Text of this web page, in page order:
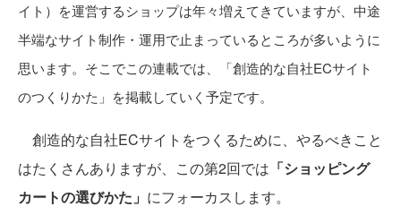
イト）を運営するショップは年々増えてきていますが、中途
半端なサイト制作・運用で止まっているところが多いように
思います。そこでこの連載では、「創造的な自社ECサイト
のつくりかた」を掲載していく予定です。
創造的な自社ECサイトをつくるために、やるべきこと
はたくさんありますが、この第2回では 「ショッピング
カートの選びかた」 にフォーカスします。